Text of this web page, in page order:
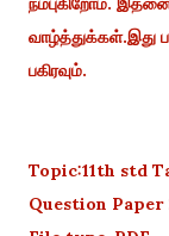
வாழ்த்துக்கள்.இது
பகிரவும்.
Topic:11th std
Question